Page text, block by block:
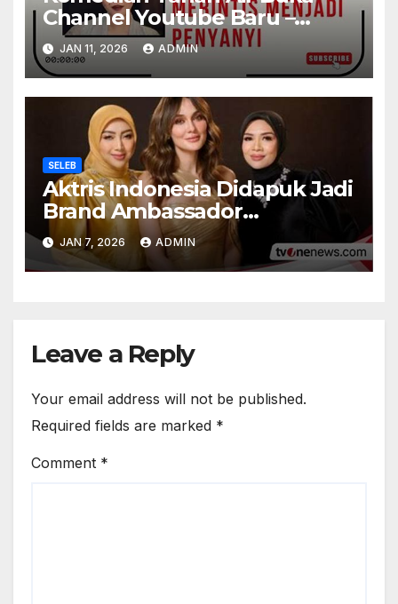
Channel Youtube Baru –
Subscriber Tembus 500 Ribu
Dalam 1 Minggu
JAN 11, 2026 ADMIN
SELEB
Aktris Indonesia Didapuk Jadi
Brand Ambassador
Internasional – Nilai Kontrak
Rp100 M
JAN 7, 2026 ADMIN
Leave a Reply
Your email address will not be published.
Required fields are marked *
Comment *